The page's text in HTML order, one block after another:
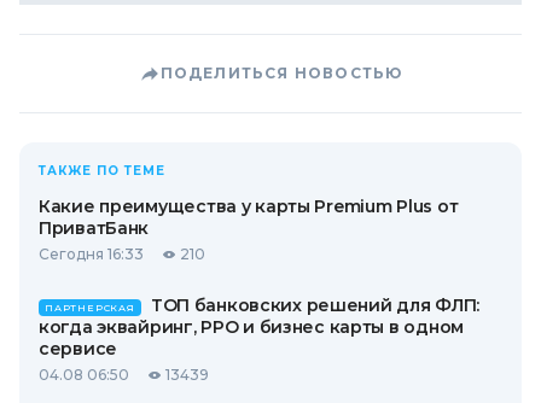
ПОДЕЛИТЬСЯ НОВОСТЬЮ
ТАКЖЕ ПО ТЕМЕ
Какие преимущества у карты Premium Plus от
ПриватБанк
Сегодня 16:33 210
ПАРТНЕРСКАЯ
ТОП банковских решений для ФЛП:
когда эквайринг, РРО и бизнес карты в одном
сервисе
04.08 06:50 13439